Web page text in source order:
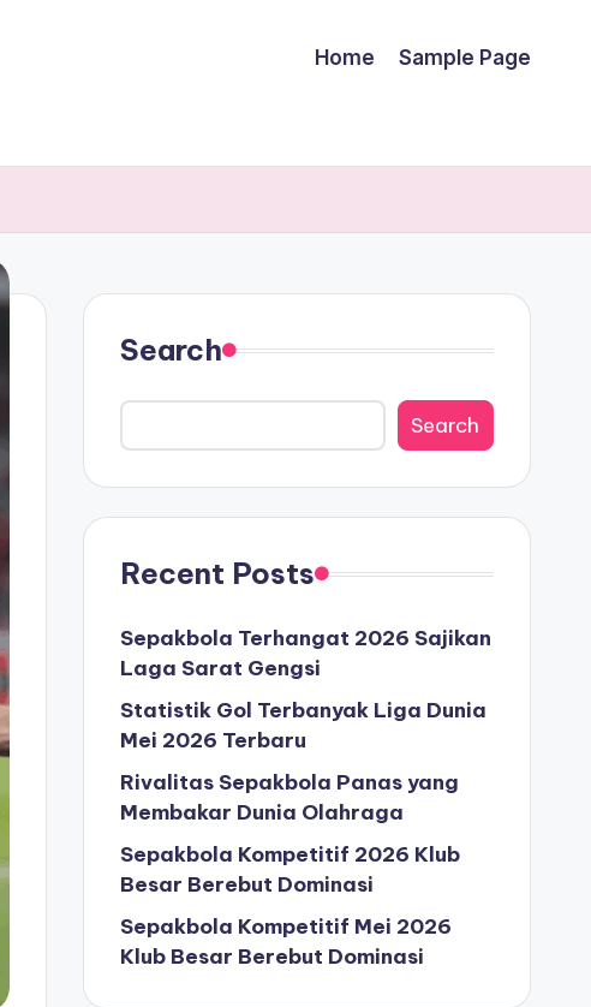
Home Sample Page
Search
Search
Recent Posts
Sepakbola Terhangat 2026 Sajikan
Laga Sarat Gengsi
Statistik Gol Terbanyak Liga Dunia
Mei 2026 Terbaru
Rivalitas Sepakbola Panas yang
Membakar Dunia Olahraga
Sepakbola Kompetitif 2026 Klub
Besar Berebut Dominasi
Sepakbola Kompetitif Mei 2026
Klub Besar Berebut Dominasi